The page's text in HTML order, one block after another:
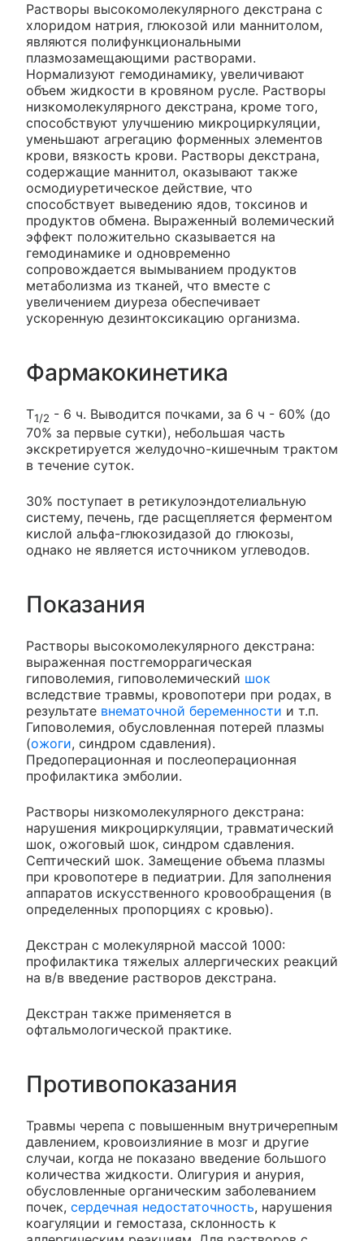
Растворы высокомолекулярного декстрана с
хлоридом натрия, глюкозой или маннитолом,
являются полифункциональными
плазмозамещающими растворами.
Нормализуют гемодинамику, увеличивают
объем жидкости в кровяном русле. Растворы
низкомолекулярного декстрана, кроме того,
способствуют улучшению микроциркуляции,
уменьшают агрегацию форменных элементов
крови, вязкость крови. Растворы декстрана,
содержащие маннитол, оказывают также
осмодиуретическое действие, что
способствует выведению ядов, токсинов и
продуктов обмена. Выраженный волемический
эффект положительно сказывается на
гемодинамике и одновременно
сопровождается вымыванием продуктов
метаболизма из тканей, что вместе с
увеличением диуреза обеспечивает
ускоренную дезинтоксикацию организма.
Фармакокинетика
T1/2 - 6 ч. Выводится почками, за 6 ч - 60% (до
70% за первые сутки), небольшая часть
экскретируется желудочно-кишечным трактом
в течение суток.
30% поступает в ретикулоэндотелиальную
систему, печень, где расщепляется ферментом
кислой альфа-глюкозидазой до глюкозы,
однако не является источником углеводов.
Показания
Растворы высокомолекулярного декстрана:
выраженная постгеморрагическая
гиповолемия, гиповолемический шок
вследствие травмы, кровопотери при родах, в
результате внематочной беременности и т.п.
Гиповолемия, обусловленная потерей плазмы
(ожоги, синдром сдавления).
Предоперационная и послеоперационная
профилактика эмболии.
Растворы низкомолекулярного декстрана:
нарушения микроциркуляции, травматический
шок, ожоговый шок, синдром сдавления.
Септический шок. Замещение объема плазмы
при кровопотере в педиатрии. Для заполнения
аппаратов искусственного кровообращения (в
определенных пропорциях с кровью).
Декстран с молекулярной массой 1000:
профилактика тяжелых аллергических реакций
на в/в введение растворов декстрана.
Декстран также применяется в
офтальмологической практике.
Противопоказания
Травмы черепа с повышенным внутричерепным
давлением, кровоизлияние в мозг и другие
случаи, когда не показано введение большого
количества жидкости. Олигурия и анурия,
обусловленные органическим заболеванием
почек, сердечная недостаточность, нарушения
коагуляции и гемостаза, склонность к